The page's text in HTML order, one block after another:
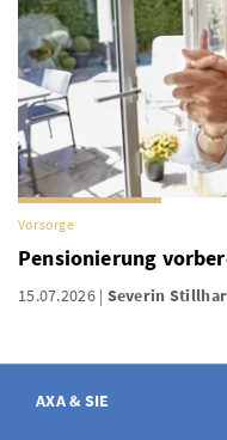
Vorsorge
Pensionierung
15.07.2026 Severin
AXA & SIE